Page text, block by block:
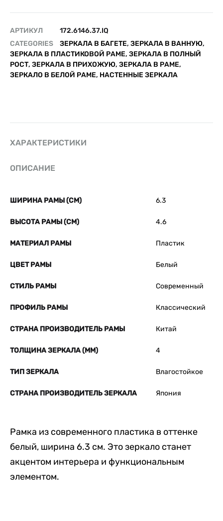
АРТИКУЛ
172.6146.37.IQ
CATEGORIES
ЗЕРКАЛА В БАГЕТЕ, ЗЕРКАЛА В ВАННУЮ,
ЗЕРКАЛА В ПЛАСТИКОВОЙ РАМЕ, ЗЕРКАЛА В ПОЛНЫЙ
РОСТ, ЗЕРКАЛА В ПРИХОЖУЮ, ЗЕРКАЛА В РАМЕ,
ЗЕРКАЛО В БЕЛОЙ РАМЕ, НАСТЕННЫЕ ЗЕРКАЛА
ХАРАКТЕРИСТИКИ
ОПИСАНИЕ
ШИРИНА РАМЫ (СМ) 6.3
ВЫСОТА РАМЫ (СМ) 4.6
МАТЕРИАЛ РАМЫ Пластик
ЦВЕТ РАМЫ Белый
СТИЛЬ РАМЫ Современный
ПРОФИЛЬ РАМЫ Классический
СТРАНА ПРОИЗВОДИТЕЛЬ РАМЫ Китай
ТОЛЩИНА ЗЕРКАЛА (ММ) 4
ТИП ЗЕРКАЛА Влагостойкое
СТРАНА ПРОИЗВОДИТЕЛЬ ЗЕРКАЛА Япония
Рамка из современного пластика в оттенке
белый, ширина 6.3 см. Это зеркало станет
акцентом интерьера и функциональным
элементом.